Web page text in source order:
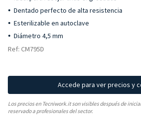
Dentado perfecto de alta resistencia
Esterilizable en autoclave
Diámetro 4,5 mm
Ref: CM795D
Accede para ver precios y
Los precios en Tecniwork.it son visibles después de
reservado a profesionales del sector.